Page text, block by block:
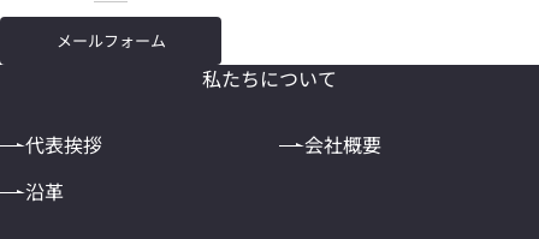
メールフォーム
私たちについて
代表挨拶
会社概要
沿革